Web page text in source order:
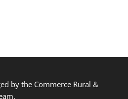
by the Commerce Rural &